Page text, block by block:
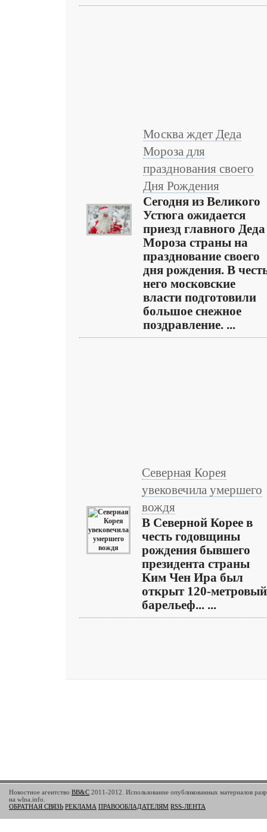
Москва ждет Деда
Мороза для
празднования своего
Дня Рождения
Сегодня из Великого
Устюга ожидается
приезд главного Деда
Мороза страны на
празднование своего
дня рождения. В
него московские
власти подготовили
большое снежное
поздравление. ...
Северная Корея
увековечила умершего
вождя
В Северной Корее в
честь годовщины
рождения бывшего
президента страны
Ким Чен Ира был
открыт 120-метровый
барельеф... ...
Новостное агентство BB&C 2011-2012. Использование опубликованных материалов
на wlna.info.
ОБРАТНАЯ СВЯЗЬ РЕКЛАМА ПРАВООБЛАДАТЕЛЯМ RSS-ЛЕНТА